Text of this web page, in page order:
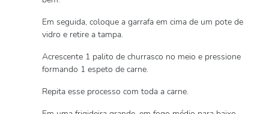
Em seguida, coloque a garrafa em cima de um pote de
vidro e retire a tampa.
Acrescente 1 palito de churrasco no meio e pressione
formando 1 espeto de carne.
Repita esse processo com toda a carne.